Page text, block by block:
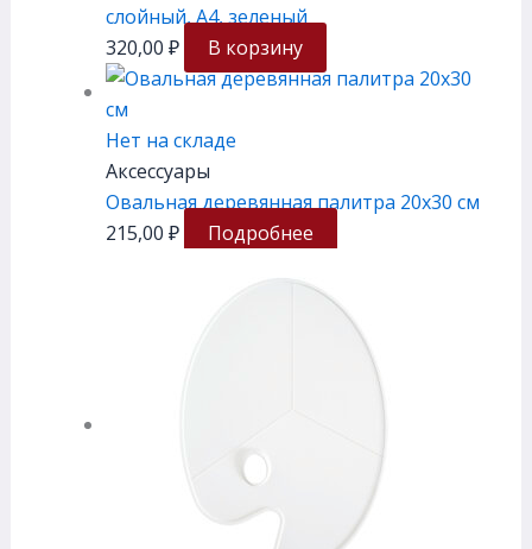
слойный, А4, зеленый
320,00 ₽ В корзину
Нет на складе
Аксессуары
Овальная деревянная палитра 20х30 см
215,00 ₽ Подробнее